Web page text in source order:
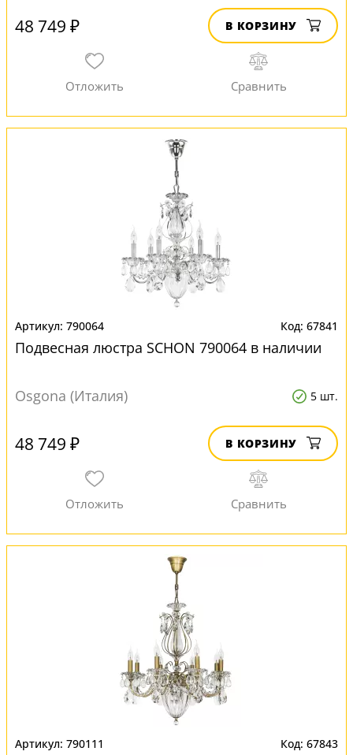
48 749 ₽ В КОРЗИНУ
790064 67841
Подвесная люстра SCHON 790064 в наличии
Osgona (Италия) 5 шт.
48 749 ₽ В КОРЗИНУ
790111 67843